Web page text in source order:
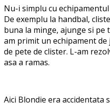
Nu-i simplu cu
De exemplu la handbal,
buna la minge, ajunge si pe
am primit un echipament de
de pete de clister. L-am
asa a ramas.
Aici Blondie era accidentata